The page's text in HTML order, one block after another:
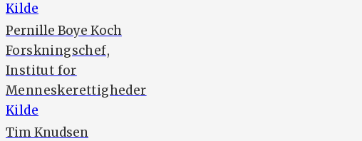
Kilde
Pernille Boye Koch
Forskningschef,
Institut for
Menneskerettigheder
Kilde
Tim Knudsen